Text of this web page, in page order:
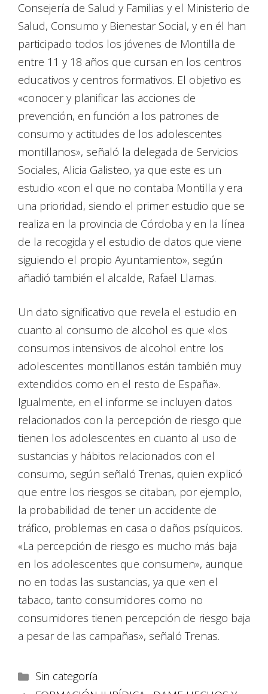
Consejería de Salud y Familias y el Ministerio de
Salud, Consumo y Bienestar Social, y en él han
participado todos los jóvenes de Montilla de
entre 11 y 18 años que cursan en los centros
educativos y centros formativos. El objetivo es
«conocer y planificar las acciones de
prevención, en función a los patrones de
consumo y actitudes de los adolescentes
montillanos», señaló la delegada de Servicios
Sociales, Alicia Galisteo, ya que este es un
estudio «con el que no contaba Montilla y era
una prioridad, siendo el primer estudio que se
realiza en la provincia de Córdoba y en la línea
de la recogida y el estudio de datos que viene
siguiendo el propio Ayuntamiento», según
añadió también el alcalde, Rafael Llamas.
Un dato significativo que revela el estudio en
cuanto al consumo de alcohol es que «los
consumos intensivos de alcohol entre los
adolescentes montillanos están también muy
extendidos como en el resto de España».
Igualmente, en el informe se incluyen datos
relacionados con la percepción de riesgo que
tienen los adolescentes en cuanto al uso de
sustancias y hábitos relacionados con el
consumo, según señaló Trenas, quien explicó
que entre los riesgos se citaban, por ejemplo,
la probabilidad de tener un accidente de
tráfico, problemas en casa o daños psíquicos.
«La percepción de riesgo es mucho más baja
en los adolescentes que consumen», aunque
no en todas las sustancias, ya que «en el
tabaco, tanto consumidores como no
consumidores tienen percepción de riesgo baja
a pesar de las campañas», señaló Trenas.
Sin categoría